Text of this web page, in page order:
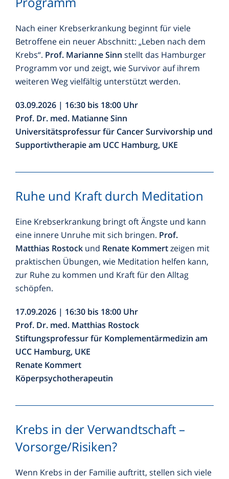
Nach einer Krebserkrankung beginnt für viele
Betroffene ein neuer Abschnitt: „Leben nach dem
Krebs“. Prof. Marianne Sinn stellt das Hamburger
Programm vor und zeigt, wie Survivor auf ihrem
weiteren Weg vielfältig unterstützt werden.
03.09.2026 | 16:30 bis 18:00 Uhr
Prof. Dr. med. Matianne Sinn
Universitätsprofessur für Cancer Survivorship und
Supportivtherapie am UCC Hamburg, UKE
Ruhe und Kraft durch Meditation
Eine Krebserkrankung bringt oft Ängste und kann
eine innere Unruhe mit sich bringen. Prof.
Matthias Rostock und Renate Kommertzeigen mit
praktischen Übungen, wie Meditation helfen kann,
zur Ruhe zu kommen und Kraft für den Alltag
schöpfen.
17.09.2026 | 16:30 bis 18:00 Uhr
Prof. Dr. med. Matthias Rostock
Stiftungsprofessur für Komplementärmedizin am
UCC Hamburg, UKE
Renate Kommert
Köperpsychotherapeutin
Krebs in der Verwandtschaft –
Vorsorge/Risiken?
Wenn Krebs in der Familie auftritt, stellen sich viele